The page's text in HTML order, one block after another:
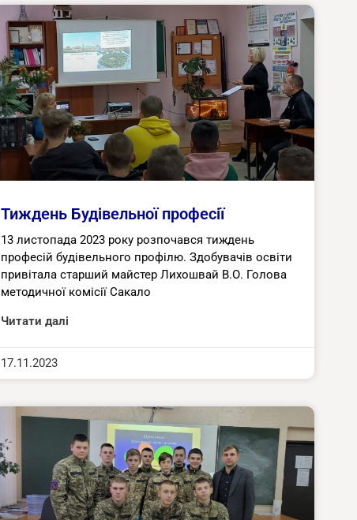
Тиждень Будівельної професії
13 листопада 2023 року розпочався тиждень
професій будівельного профілю. Здобувачів освіти
привітала старший майстер Лихошвай В.О. Голова
методичної комісії Сакало
Читати далі
17.11.2023